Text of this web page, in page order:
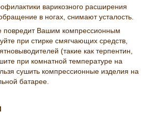
варикозного расширения
в ногах, снимают усталость.
повредит Вашим компрессионным
при стирке смягчающих средств,
(такие как терпентин,
при комнатной температуре на
сушить компрессионные изделия на
батарее.